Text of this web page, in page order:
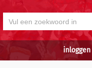
inloggen